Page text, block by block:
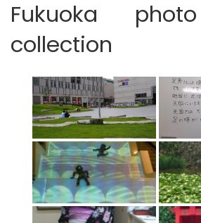
Fukuoka
collection